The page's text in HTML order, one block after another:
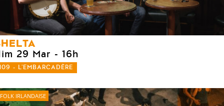
29 Mar - 16h
- L'EMBARCADÈRE
FOLK IRLANDAISE